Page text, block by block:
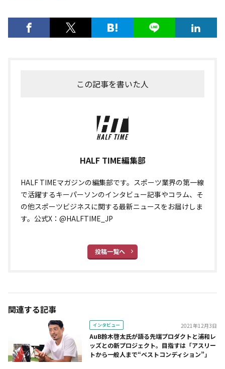
この記事を書いた人
HALF TIME編集部
HALF TIMEマガジンの編集部です。スポーツ業界の第一線
で活躍するキーパーソンのインタビュー記事やコラム、そ
の他スポーツビジネスに関する最新ニュースをお届けしま
す。公式X：@HALFTIME_JP
投稿一覧へ
関連する記事
インタビュー 2021年12月3日
AuB鈴木啓太氏が語る先端プロダクトと浦和レ
ッズとの新プロジェクト。目指すは「アスリー
トから一般人まで“ベストコンディション”」